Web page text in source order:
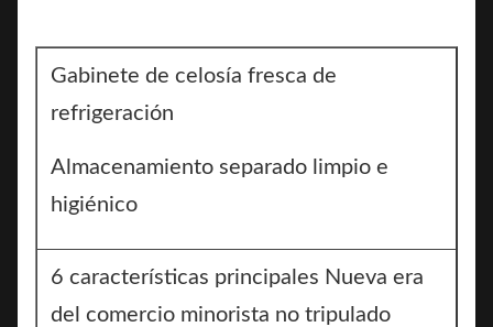
Gabinete de celosía fresca de
refrigeración
Almacenamiento separado limpio e
higiénico
6 características principales Nueva era
del comercio minorista no tripulado